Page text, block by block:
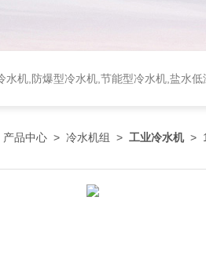
水机,防爆型冷水机,节能型冷水机,盐水低
产品中心 > 冷水机组 > 工业冷水机>